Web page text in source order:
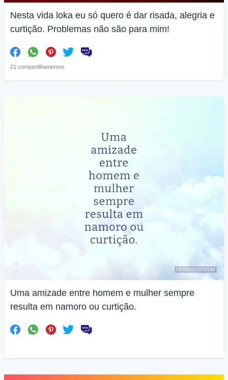
Nesta vida loka eu só quero é dar risada, alegria e
curtição. Problemas não são para mim!
21 compartilhamentos
Uma amizade entre homem e mulher sempre
resulta em namoro ou curtição.